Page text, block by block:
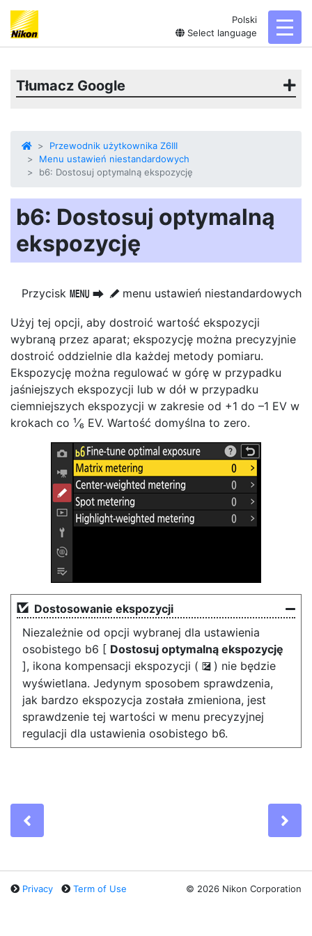
Polski
Select language
Tłumacz Google
Przewodnik użytkownika Z6III
Menu ustawień niestandardowych
b6: Dostosuj optymalną ekspozycję
b6: Dostosuj optymalną
ekspozycję
Przycisk G U A menu ustawień niestandardowych
Użyj tej opcji, aby dostroić wartość ekspozycji
wybraną przez aparat; ekspozycję można precyzyjnie
dostroić oddzielnie dla każdej metody pomiaru.
Ekspozycję można regulować w górę w przypadku
jaśniejszych ekspozycji lub w dół w przypadku
ciemniejszych ekspozycji w zakresie od +1 do –1 EV w
krokach co ¹⁄₆ EV. Wartość domyślna to zero.
Dostosowanie ekspozycji
Niezależnie od opcji wybranej dla ustawienia
osobistego b6 [ Dostosuj optymalną ekspozycję
], ikona kompensacji ekspozycji ( E ) nie będzie
wyświetlana. Jedynym sposobem sprawdzenia,
jak bardzo ekspozycja została zmieniona, jest
sprawdzenie tej wartości w menu precyzyjnej
regulacji dla ustawienia osobistego b6.
Privacy Term of Use © 2026 Nikon Corporation